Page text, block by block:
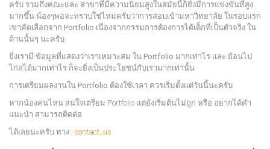
ครับ รวมถึงคณะและ สาขาที่มีความนิยมสูงในสมัยนี้ก็ยิ่งมีการแข่งขันที่สูง
มากขึ้น น้องๆพอจะทราบใช่ไหมครับว่าการสอบเข้ามหาวิทยาลัย ในรอบแรก
เขาคัดเลือกจาก Portfolio เนื่องจากกรรมการต้องการได้เด็กที่เป็นตัวจริง ใน
ด้านนั้นๆ นะครับ
ยิ่งเรามี ข้อมูลที่แสดงว่าเราเหมาะสม ใน Portfolio มากเท่าไร และ ย้อนไป
ไกลได้มากเท่าไร ก็จะยิ่งเป็นประโยชน์กับเรามากเท่านั้น
การเตรียมผลงานใน Portfolio ต้องใช้เวลา ควรเริ่มตั้งแต่วันนี้นะครับ
หากน้องคนไหน สนใจเตรียม Portfolio แต่ยังเริ่มต้นไม่ถูก หรือ อยากได้คำ
แนะนำ สามารถติดต่อ
ได้เลยนะครับ ทาง : contact_us